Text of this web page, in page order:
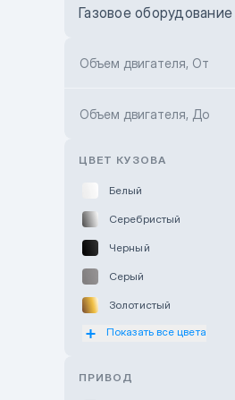
Toyota Kokshetau
Hyundai ShymCity
Газовое оборудование
Объем двигателя, От
Объем двигателя, До
ЦВЕТ КУЗОВА
Белый
Серебристый
Черный
Серый
Золотистый
Оранжевый
Показать все цвета
ПРИВОД